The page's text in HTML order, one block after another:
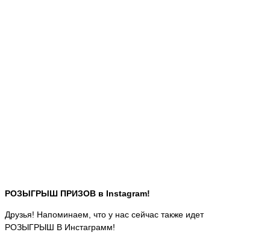
РОЗЫГРЫШ ПРИЗОВ в Instagram!
Друзья! Напоминаем, что у нас сейчас также идет
РОЗЫГРЫШ В Инстаграмм!